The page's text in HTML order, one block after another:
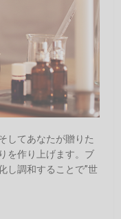
してあなたが贈りた
を作り上げます。ブ
し調和することで”世